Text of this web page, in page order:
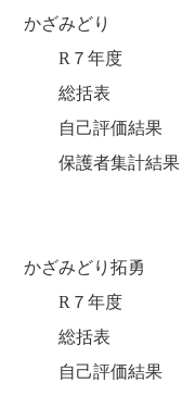
かざみどり
R７年度
総括表
自己評価結果
保護者集計結果
かざみどり拓勇
R７年度
総括表
自己評価結果